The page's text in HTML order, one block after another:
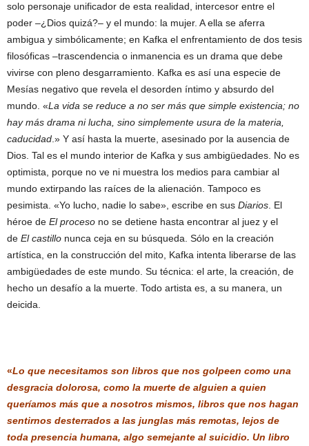
solo personaje unificador de esta realidad, intercesor entre el
poder –¿Dios quizá?– y el mundo: la mujer. A ella se aferra
ambigua y simbólicamente; en Kafka el enfrentamiento de dos tesis
filosóficas –trascendencia o inmanencia es un drama que debe
vivirse con pleno desgarramiento. Kafka es así una especie de
Mesías negativo que revela el desorden íntimo y absurdo del
mundo. «La vida se reduce a no ser más que simple existencia; no
hay más drama ni lucha, sino simplemente usura de la materia,
caducidad .» Y así hasta la muerte, asesinado por la ausencia de
Dios. Tal es el mundo interior de Kafka y sus ambigüedades. No es
optimista, porque no ve ni muestra los medios para cambiar al
mundo extirpando las raíces de la alienación. Tampoco es
pesimista. «Yo lucho, nadie lo sabe», escribe en sus Diarios . El
héroe de El proceso no se detiene hasta encontrar al juez y el
de El castillo nunca ceja en su búsqueda. Sólo en la creación
artística, en la construcción del mito, Kafka intenta liberarse de las
ambigüedades de este mundo. Su técnica: el arte, la creación, de
hecho un desafío a la muerte. Todo artista es, a su manera, un
deicida.
«Lo que necesitamos son libros que nos golpeen como una
desgracia dolorosa, como la muerte de alguien a quien
queríamos más que a nosotros mismos, libros que nos hagan
sentirnos desterrados a las junglas más remotas, lejos de
toda presencia humana, algo semejante al suicidio. Un libro